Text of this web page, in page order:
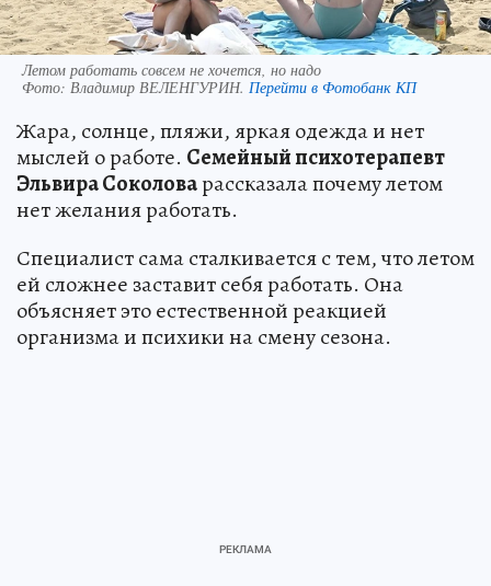
Летом работать совсем не хочется, но надо
Фото: Владимир ВЕЛЕНГУРИН. Перейти в Фотобанк КП
Жара, солнце, пляжи, яркая одежда и нет
мыслей о работе. Семейный психотерапевт
Эльвира Соколоварассказала почему летом
нет желания работать.
Специалист сама сталкивается с тем, что летом
ей сложнее заставит себя работать. Она
объясняет это естественной реакцией
организма и психики на смену сезона.